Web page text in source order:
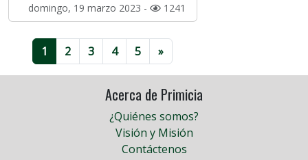
domingo, 19 marzo 2023 - 1241
1 2 3 4 5 »
Acerca de Primicia
¿Quiénes somos?
Visión y Misión
Contáctenos